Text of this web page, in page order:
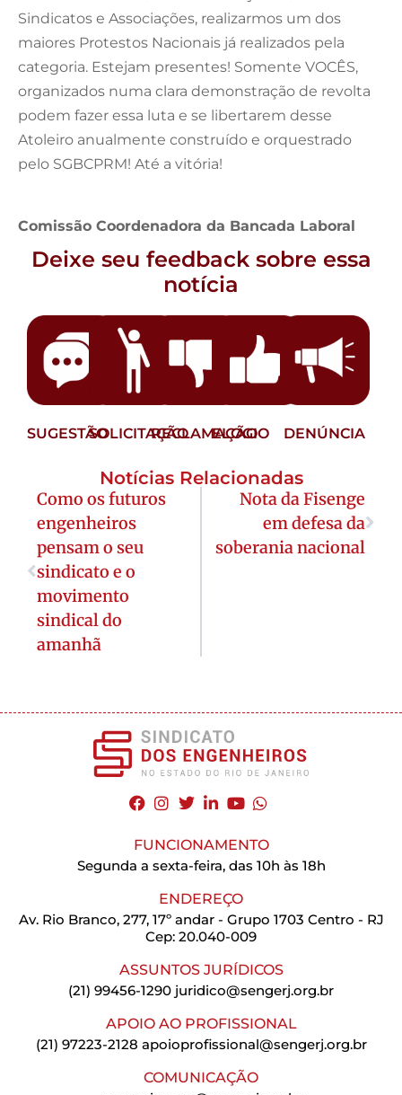
Sindicatos e Associações, realizarmos um dos
maiores Protestos Nacionais já realizados pela
categoria. Estejam presentes! Somente VOCÊS,
organizados numa clara demonstração de revolta
podem fazer essa luta e se libertarem desse
Atoleiro anualmente construído e orquestrado
pelo SGBCPRM! Até a vitória!
Comissão Coordenadora da Bancada Laboral
Deixe seu feedback sobre essa
notícia
SUGESTÃOSOLICITAÇÃORECLAMAÇÃO
ELOGIO DENÚNCIA
Notícias Relacionadas
Como os futuros
engenheiros
pensam o seu
sindicato e o
movimento
sindical do
amanhã
Nota da Fisenge
em defesa da
soberania nacional
FUNCIONAMENTO
Segunda a sexta-feira, das 10h às 18h
ENDEREÇO
Av. Rio Branco, 277, 17º andar - Grupo 1703 Centro - RJ
Cep: 20.040-009
ASSUNTOS JURÍDICOS
(21) 99456-1290 juridico@sengerj.org.br
APOIO AO PROFISSIONAL
(21) 97223-2128 apoioprofissional@sengerj.org.br
COMUNICAÇÃO